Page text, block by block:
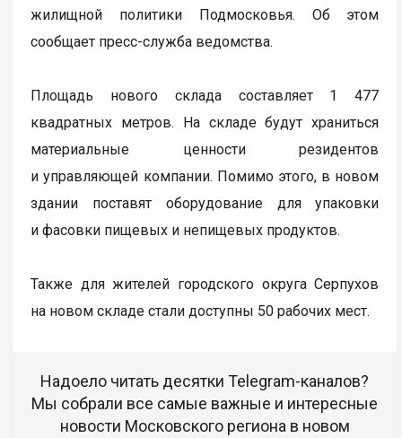
жилищной политики Подмосковья. Об этом
сообщает пресс-служба ведомства.
Площадь нового склада составляет 1 477
квадратных метров. На складе будут храниться
материальные ценности резидентов
и управляющей компании. Помимо этого, в новом
здании поставят оборудование для упаковки
и фасовки пищевых и непищевых продуктов.
Также для жителей городского округа Серпухов
на новом складе стали доступны 50 рабочих мест.
Надоело читать десятки Telegram-каналов?
Мы собрали все самые важные и интересные
новости Московского региона в новом